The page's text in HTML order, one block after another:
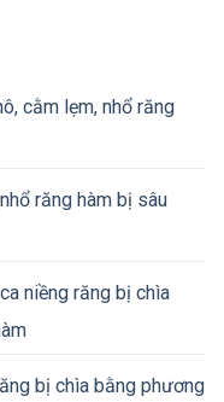
cằm lẹm, nhổ răng
răng hàm bị sâu
niềng răng bị chìa
bị chìa bằng phương